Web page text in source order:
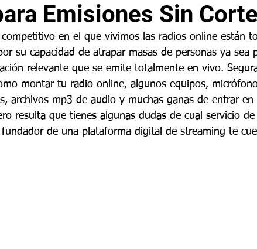
Emisiones Sin
en el que vivimos las radios online están
su capacidad de atrapar masas de personas ya sea
relevante que se emite totalmente en vivo.
montar tu radio online, algunos equipos,
archivos mp3 de audio y muchas ganas de entrar en
resulta que tienes algunas dudas de cual servicio de
fundador de una plataforma digital de streaming te